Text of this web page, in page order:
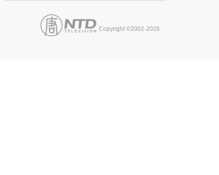
Copyright ©2002-2026